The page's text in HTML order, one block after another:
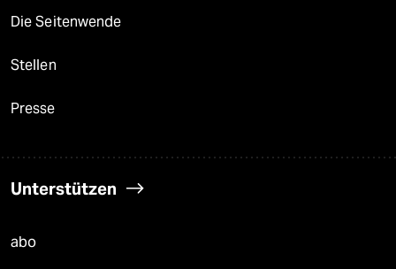
Die Seitenwende
Stellen
Presse
Unterstützen
abo